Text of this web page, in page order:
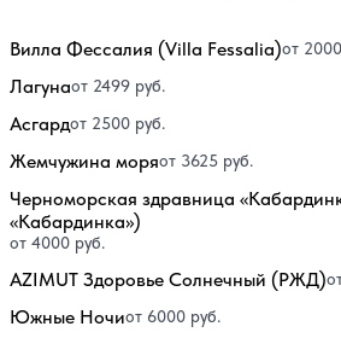
Вилла Фессалия (Villa Fessalia)от
Лагунаот 2499 руб.
Асгардот 2500 руб.
Жемчужина моряот 3625 руб.
Черноморская здравница
«Кабардинка»)
от 4000 руб.
AZIMUT Здоровье Солнечный (РЖД)
Южные Ночиот 6000 руб.